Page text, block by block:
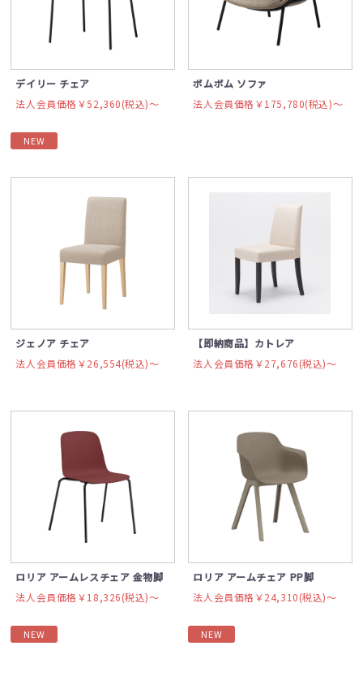
デイリー チェア
法人会員価格￥52,360(税込)〜
NEW
ボムボム ソファ
法人会員価格￥175,780(税込)〜
ジェノア チェア
法人会員価格￥26,554(税込)〜
【即納商品】カトレア
法人会員価格￥27,676(税込)〜
ロリア アームレスチェア 金物脚
法人会員価格￥18,326(税込)〜
NEW
ロリア アームチェア PP脚
法人会員価格￥24,310(税込)〜
NEW